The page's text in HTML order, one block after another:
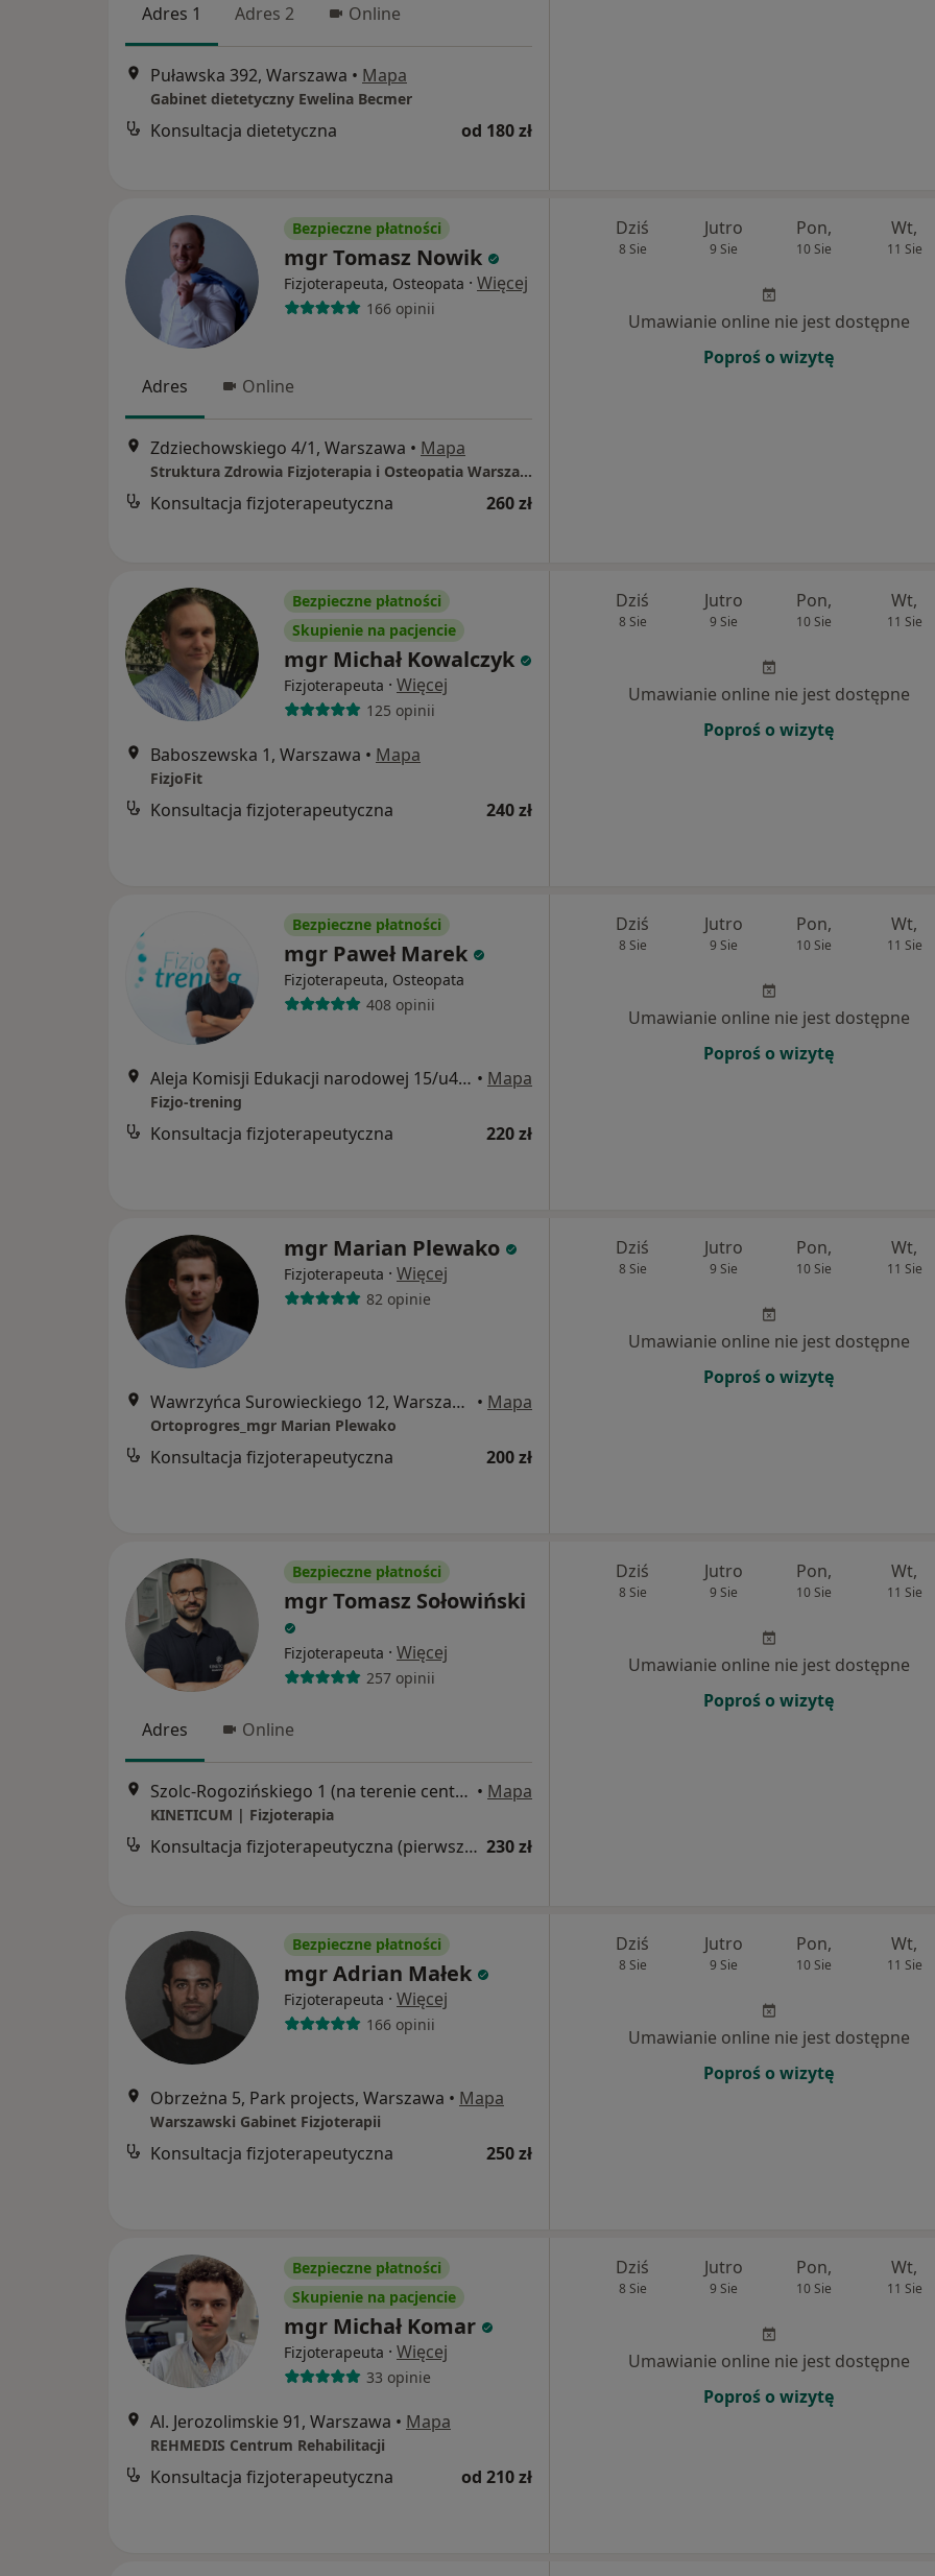
Adres 1 Adres 2 Online
Puławska 392, Warszawa • Mapa
Gabinet dietetyczny Ewelina Becmer
Konsultacja dietetyczna od 180 zł
Bezpieczne płatności
mgr Tomasz Nowik
Fizjoterapeuta, Osteopata · Więcej
166 opinii
Adres Online
Zdziechowskiego 4/1, Warszawa • Mapa
Struktura Zdrowia Fizjoterapia i Osteopatia Warszawa Mokotów (Tomasz Nowik)
Konsultacja fizjoterapeutyczna 260 zł
Dziś
8 Sie
Jutro
9 Sie
Pon,
10 Sie
Wt,
11 Sie
Umawianie online nie jest dostępne
Poproś o wizytę
Bezpieczne płatności
Skupienie na pacjencie
mgr Michał Kowalczyk
Fizjoterapeuta · Więcej
125 opinii
Baboszewska 1, Warszawa • Mapa
FizjoFit
Konsultacja fizjoterapeutyczna 240 zł
Dziś
8 Sie
Jutro
9 Sie
Pon,
10 Sie
Wt,
11 Sie
Umawianie online nie jest dostępne
Poproś o wizytę
Bezpieczne płatności
mgr Paweł Marek
Fizjoterapeuta, Osteopata
408 opinii
Aleja Komisji Edukacji narodowej 15/u4, Warszawa • Mapa
Fizjo-trening
Konsultacja fizjoterapeutyczna 220 zł
Dziś
8 Sie
Jutro
9 Sie
Pon,
10 Sie
Wt,
11 Sie
Umawianie online nie jest dostępne
Poproś o wizytę
mgr Marian Plewako
Fizjoterapeuta · Więcej
82 opinie
Wawrzyńca Surowieckiego 12, Warszawa • Mapa
Ortoprogres_mgr Marian Plewako
Konsultacja fizjoterapeutyczna 200 zł
Dziś
8 Sie
Jutro
9 Sie
Pon,
10 Sie
Wt,
11 Sie
Umawianie online nie jest dostępne
Poproś o wizytę
Bezpieczne płatności
mgr Tomasz Sołowiński
Fizjoterapeuta · Więcej
257 opinii
Adres Online
Szolc-Rogozińskiego 1 (na terenie centrum treningowego Body Support), Warszawa • Mapa
KINETICUM | Fizjoterapia
Konsultacja fizjoterapeutyczna (pierwsza wizyta) 230 zł
Dziś
8 Sie
Jutro
9 Sie
Pon,
10 Sie
Wt,
11 Sie
Umawianie online nie jest dostępne
Poproś o wizytę
Bezpieczne płatności
mgr Adrian Małek
Fizjoterapeuta · Więcej
166 opinii
Obrzeżna 5, Park projects, Warszawa • Mapa
Warszawski Gabinet Fizjoterapii
Konsultacja fizjoterapeutyczna 250 zł
Dziś
8 Sie
Jutro
9 Sie
Pon,
10 Sie
Wt,
11 Sie
Umawianie online nie jest dostępne
Poproś o wizytę
Bezpieczne płatności
Skupienie na pacjencie
mgr Michał Komar
Fizjoterapeuta · Więcej
33 opinie
Al. Jerozolimskie 91, Warszawa • Mapa
REHMEDIS Centrum Rehabilitacji
Konsultacja fizjoterapeutyczna od 210 zł
Dziś
8 Sie
Jutro
9 Sie
Pon,
10 Sie
Wt,
11 Sie
Umawianie online nie jest dostępne
Poproś o wizytę